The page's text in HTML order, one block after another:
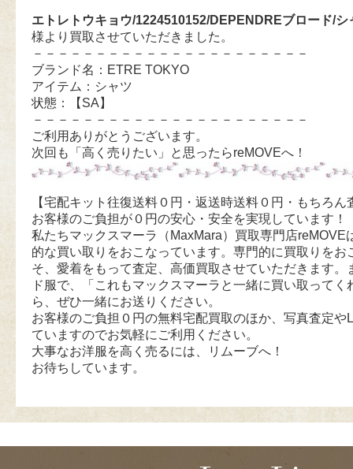
エトレトウキョウ/1224510152/DEPENDREブロード/シ
様より買取させていただきました。
－－－－－－－－－－－－－－－－－－－－－－
ブランド名：ETRE TOKYO
アイテム：シャツ
状態：【SA】
－－－－－－－－－－－－－－－－－－－－－－
ご利用ありがとうございます。
次回も「高く売りたい」と思ったらreMOVEへ！
【宅配キット往復送料０円・返送時送料０円・もちろん
お客様のご負担が０円の安心・安全を実現しています！
私たちマックスマーラ（MaxMara）買取専門店reMOVE
的な買い取りをおこなっています。専門的に買取りをお
そ、愛着をもって査定、高価買取させていただきます。
ド服で、「これもマックスマーラと一緒に買い取ってく
ら、ぜひ一緒にお送りください。
お客様のご負担０円の無料宅配買取のほか、写真査定や
ていますのでお気軽にご利用ください。
大事なお洋服を高く売るには、リムーブへ！
お待ちしています。